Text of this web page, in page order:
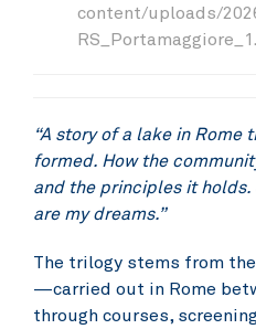
content/uploads/
“A story of a lake in Rome
formed. How the
and the principles it
are my dreams.”
The trilogy stems from the
—carried out in Rome
through courses,